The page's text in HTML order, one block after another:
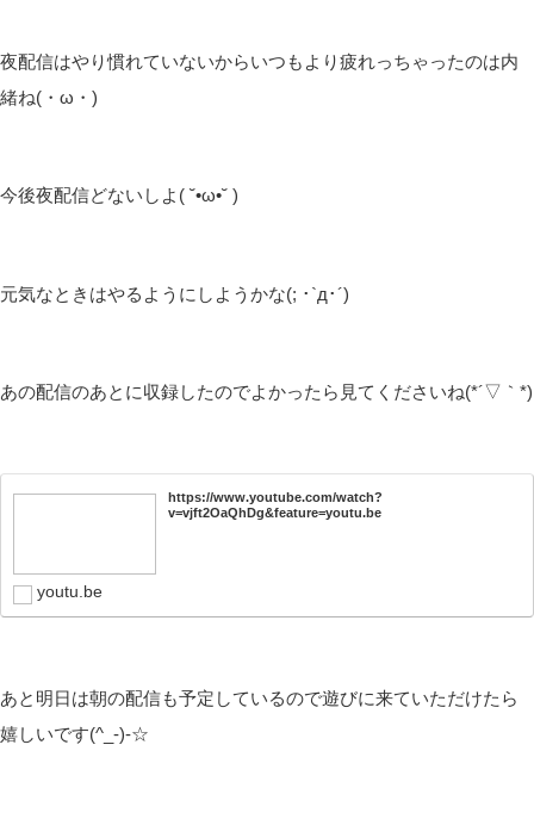
夜配信はやり慣れていないからいつもより疲れっちゃったのは内
緒ね(・ω・)
今後夜配信どないしよ( ˘•ω•˘ )
元気なときはやるようにしようかな(; ･`д･´)
あの配信のあとに収録したのでよかったら見てくださいね(*´▽｀*)
https://www.youtube.com/watch?
v=vjft2OaQhDg&feature=youtu.be
youtu.be
あと明日は朝の配信も予定しているので遊びに来ていただけたら
嬉しいです(^_-)-☆